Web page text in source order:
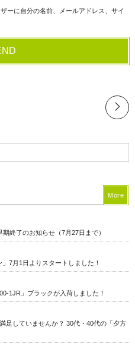
ーに自分の名前、メールアドレス、サイ
終了のお知らせ（7月27日まで）
7月1日よりスタートしました！
1JR」ブラックが入荷しました！
足していませんか？ 30代・40代の「夕方
More